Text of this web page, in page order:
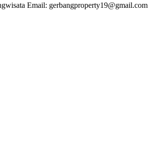
Email: gerbangproperty19@gmail.com